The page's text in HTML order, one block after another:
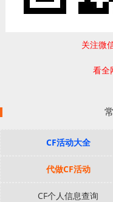
关注微
看全
CF活动大全
代做CF活动
CF个人信息查询